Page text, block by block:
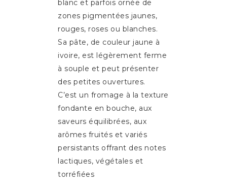
blanc et parfois ornée de
zones pigmentées jaunes,
rouges, roses ou blanches.
Sa pâte, de couleur jaune à
ivoire, est légèrement ferme
à souple et peut présenter
des petites ouvertures.
C’est un fromage à la texture
fondante en bouche, aux
saveurs équilibrées, aux
arômes fruités et variés
persistants offrant des notes
lactiques, végétales et
torréfiées